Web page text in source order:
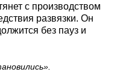
с производством
развязки. Он
без пауз и